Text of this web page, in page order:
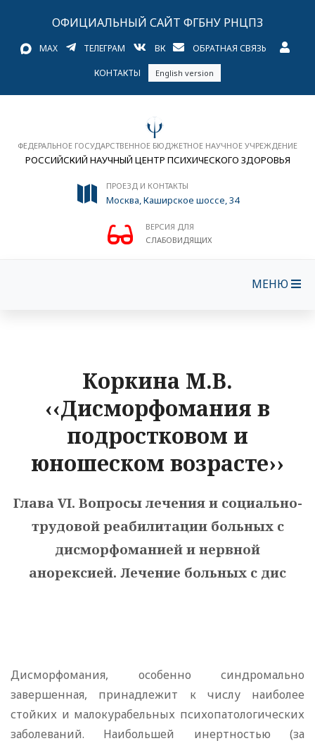
ОФИЦИАЛЬНЫЙ САЙТ ФГБНУ РНЦПЗ
MAX ТЕЛЕГРАМ ВК ОБРАТНАЯ СВЯЗЬ
КОНТАКТЫ English version
ФЕДЕРАЛЬНОЕ ГОСУДАРСТВЕННОЕ БЮДЖЕТНОЕ НАУЧНОЕ УЧРЕЖДЕНИЕ
РОССИЙСКИЙ НАУЧНЫЙ ЦЕНТР ПСИХИЧЕСКОГО ЗДОРОВЬЯ
ПРОЕЗД И КОНТАКТЫ
Москва, Каширское шоссе, 34
ВЕРСИЯ ДЛЯ
СЛАБОВИДЯЩИХ
МЕНЮ
Коркина М.В.
‹‹Дисморфомания в
подростковом и
юношеском возрасте››
Глава VI. Вопросы лечения и социально-
трудовой реабилитации больных с
дисморфоманией и нервной
анорексией. Лечение больных с дис
Дисморфомания, особенно синдромально
завершенная, принадлежит к числу наиболее
стойких и малокурабельных психопатологических
заболеваний. Наибольшей инертностью (за